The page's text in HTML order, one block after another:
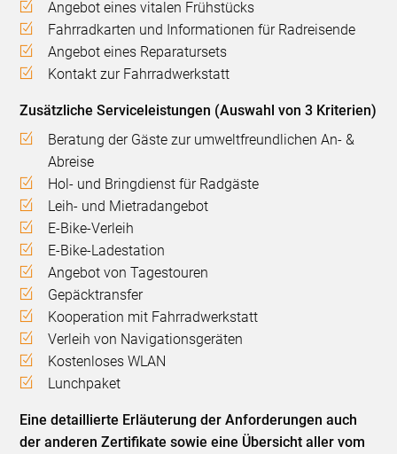
Angebot eines vitalen Frühstücks
Fahrradkarten und Informationen für Radreisende
Angebot eines Reparatursets
Kontakt zur Fahrradwerkstatt
Zusätzliche Serviceleistungen (Auswahl von 3 Kriterien)
Beratung der Gäste zur umweltfreundlichen An- &
Abreise
Hol- und Bringdienst für Radgäste
Leih- und Mietradangebot
E-Bike-Verleih
E-Bike-Ladestation
Angebot von Tagestouren
Gepäcktransfer
Kooperation mit Fahrradwerkstatt
Verleih von Navigationsgeräten
Kostenloses WLAN
Lunchpaket
Eine detaillierte Erläuterung der Anforderungen auch
der anderen Zertifikate sowie eine Übersicht aller vom